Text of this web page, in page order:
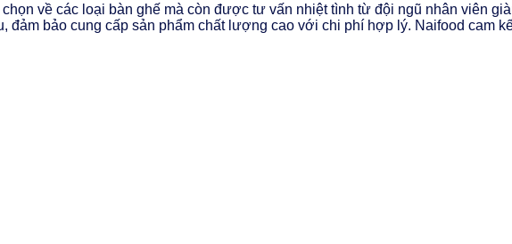
về các loại bàn ghế mà còn được tư vấn nhiệt tình từ đội ngũ nhân viên
đảm bảo cung cấp sản phẩm chất lượng cao với chi phí hợp lý. Naifood cam